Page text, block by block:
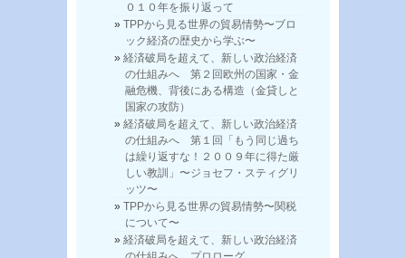
０１０年を振り返って
TPPから見る世界の貿易情勢〜ブロ
ック経済の歴史から学ぶ〜
経済破局を超えて、新しい政治経済
の仕組みへ 第２回欧州の国家・金
融危機、背後にある構造（金貸しと
国家の攻防）
経済破局を超えて、新しい政治経済
の仕組みへ 第１回「もう同じ過ち
は繰り返すな！２００９年に得た厳
しい教訓」〜ジョセフ・スティグリ
ッツ〜
TPPから見る世界の貿易情勢〜関税
について〜
経済破局を超えて、新しい政治経済